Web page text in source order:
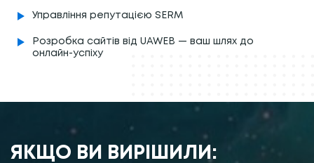
Управління репутацією SERM
Розробка сайтів від UAWEB — ваш шлях до
онлайн-успіху
ЯКЩО ВИ ВИРІШИЛИ: